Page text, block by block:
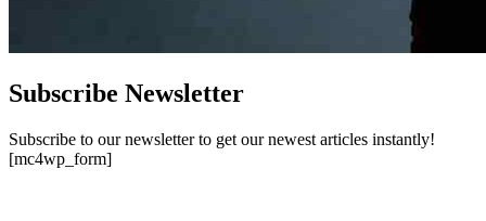
Subscribe Newsletter
Subscribe to our newsletter to get our newest articles instantly!
[mc4wp_form]